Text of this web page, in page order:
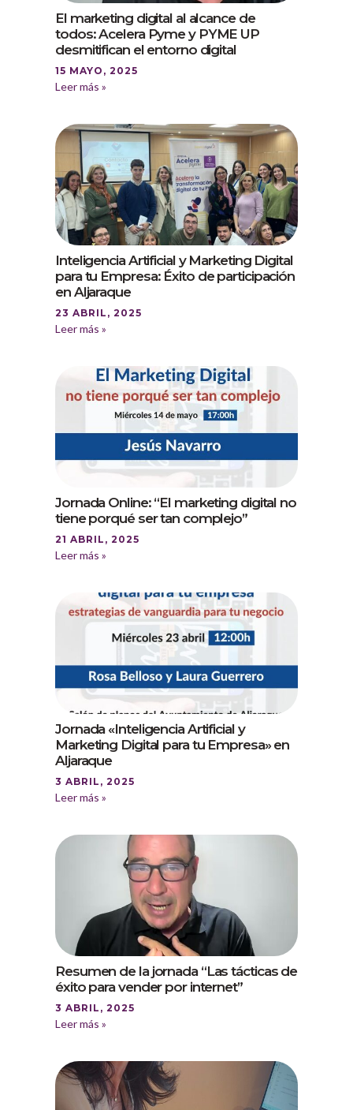
El marketing digital al alcance de
todos: Acelera Pyme y PYME UP
desmitifican el entorno digital
15 MAYO, 2025
Leer más »
Inteligencia Artificial y Marketing Digital
para tu Empresa: Éxito de participación
en Aljaraque
23 ABRIL, 2025
Leer más »
Jornada Online: “El marketing digital no
tiene porqué ser tan complejo”
21 ABRIL, 2025
Leer más »
Jornada «Inteligencia Artificial y
Marketing Digital para tu Empresa» en
Aljaraque
3 ABRIL, 2025
Leer más »
Resumen de la jornada “Las tácticas de
éxito para vender por internet”
3 ABRIL, 2025
Leer más »